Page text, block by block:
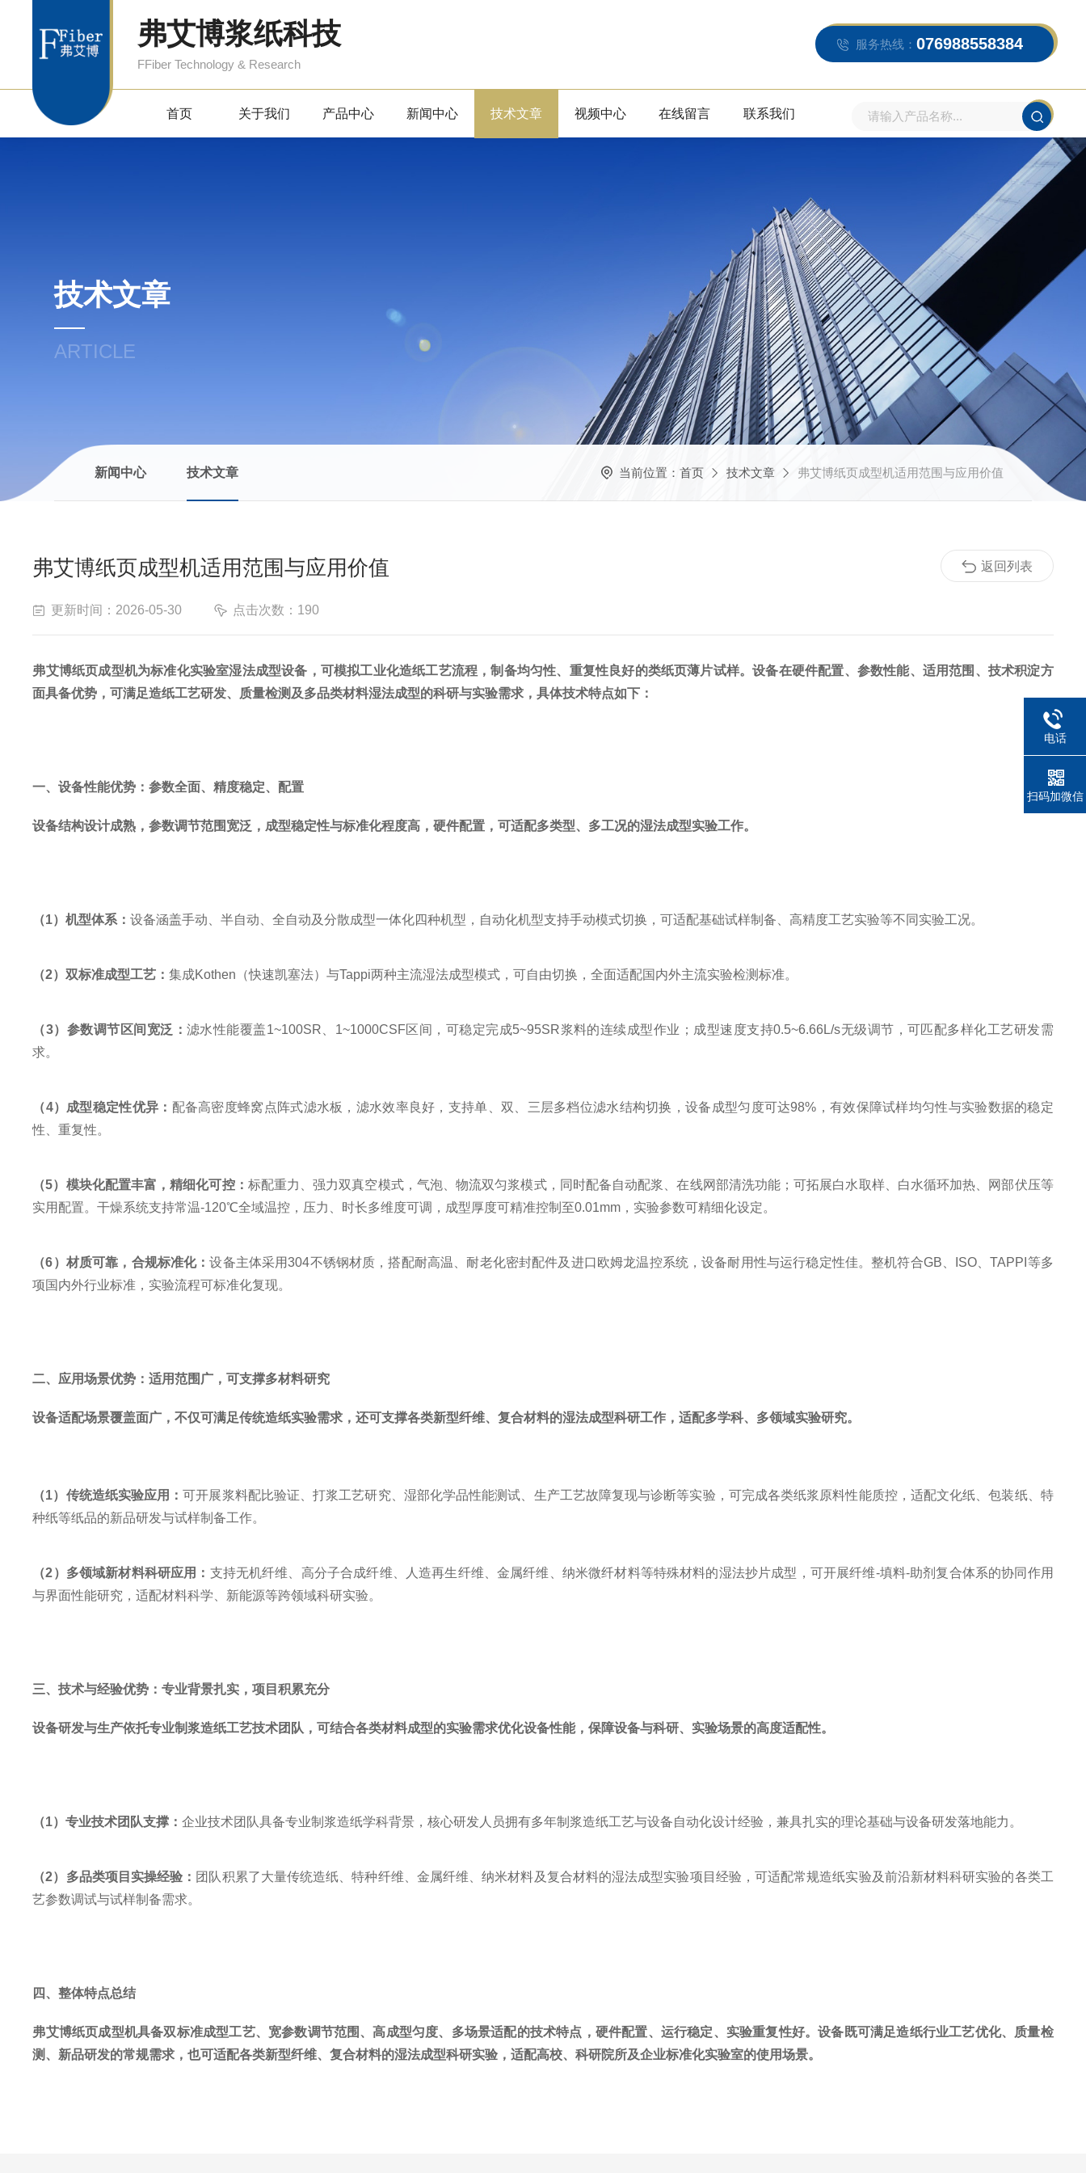
弗艾博浆纸科技
FFiber Technology & Research
服务热线： 076988558384
首页 关于我们 产品中心 新闻中心 技术文章 视频中心 在线留言 联系我们
技术文章
ARTICLE
新闻中心 技术文章 当前位置： 首页 技术文章 弗艾博纸页成型机适用范围与应用价值
弗艾博纸页成型机适用范围与应用价值
更新时间：2026-05-30 点击次数：190
弗艾博纸页成型机为标准化实验室湿法成型设备，可模拟工业化造纸工艺流程，制备均匀性、重复性良好的类纸页薄片试样。设备在硬件配置、参数性能、适用范围、技术积淀方
面具备优势，可满足造纸工艺研发、质量检测及多品类材料湿法成型的科研与实验需求，具体技术特点如下：
一、设备性能优势：参数全面、精度稳定、配置
设备结构设计成熟，参数调节范围宽泛，成型稳定性与标准化程度高，硬件配置，可适配多类型、多工况的湿法成型实验工作。
（1）机型体系：设备涵盖手动、半自动、全自动及分散成型一体化四种机型，自动化机型支持手动模式切换，可适配基础试样制备、高精度工艺实验等不同实验工况。
（2）双标准成型工艺：集成Kothen （快速凯塞法）与Tappi两种主流湿法成型模式，可自由切换，全面适配国内外主流实验检测标准。
（3） 参数调节区间宽泛：滤水性能覆盖1~100SR 1~1000CSF区间，可稳定完成5~95SR浆料的连续成型作业；成型速度支持0.5~6.66L/s无级调节，可匹配多样化工艺研发需
求。
（4） 成型稳定性优异： 配备高密度蜂窝点阵式滤水板，滤水效率良好，支持单、双、三层多档位滤水结构切换，设备成型匀度可达98% ，有效保障试样均匀性与实验数据的稳定
性、重复性。
（5） 模块化配置丰富，精细化可控： 标配重力、强力双真空模式，气泡、物流双匀浆模式，同时配备自动配浆、在线网部清洗功能；可拓展白水取样、白水循环加热、网部伏压等
实用配置。干燥系统支持常温-120℃全域温控，压力、时长多维度可调，成型厚度可精准控制至0.01mm ，实验参数可精细化设定。
（6） 材质可靠，合规标准化：设备主体采用304不锈钢材质，搭配耐高温、耐老化密封配件及进口欧姆龙温控系统，设备耐用性与运行稳定性佳。整机符合GB ISO 、TAPPI 等多
项国内外行业标准，实验流程可标准化复现。
二、应用场景优势：适用范围广，可支撑多材料研究
设备适配场景覆盖面广，不仅可满足传统造纸实验需求，还可支撑各类新型纤维、复合材料的湿法成型科研工作，适配多学科、多领域实验研究。
（1） 传统造纸实验应用：可开展浆料配比验证、打浆工艺研究、湿部化学品性能测试、生产工艺故障复现与诊断等实验，可完成各类纸浆原料性能质控，适配文化纸、包装纸、特
种纸等纸品的新品研发与试样制备工作。
（2） 多领域新材料科研应用： 支持无机纤维、高分子合成纤维、人造再生纤维、金属纤维、纳米微纤材料等特殊材料的湿法抄片成型，可开展纤维-填料-助剂复合体系的协同作用
与界面性能研究，适配材料科学、新能源等跨领域科研实验。
三、技术与经验优势：专业背景扎实，项目积累充分
设备研发与生产依托专业制浆造纸工艺技术团队，可结合各类材料成型的实验需求优化设备性能，保障设备与科研、实验场景的高度适配性。
（1）专业技术团队支撑：企业技术团队具备专业制浆造纸学科背景，核心研发人员拥有多年制浆造纸工艺与设备自动化设计经验，兼具扎实的理论基础与设备研发落地能力。
（2） 多品类项目实操经验： 团队积累了大量传统造纸、特种纤维、金属纤维、纳米材料及复合材料的湿法成型实验项目经验，可适配常规造纸实验及前沿新材料科研实验的各类工
艺参数调试与试样制备需求。
四、整体特点总结
弗艾博纸页成型机具备双标准成型工艺、宽参数调节范围、高成型匀度、多场景适配的技术特点，硬件配置、运行稳定、实验重复性好。设备既可满足造纸行业工艺优化、质量检
测、新品研发的常规需求，也可适配各类新型纤维、复合材料的湿法成型科研实验，适配高校、科研院所及企业标准化实验室的使用场景。
返回列表
电话
扫码加微信